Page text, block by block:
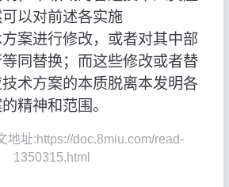
以对前述各实施
案进行修改，或者对其中部
同替换；而这些修改或者替
术方案的本质脱离本发明各
精神和范围。
地址:https://doc.8miu.com/read-
1350315.html